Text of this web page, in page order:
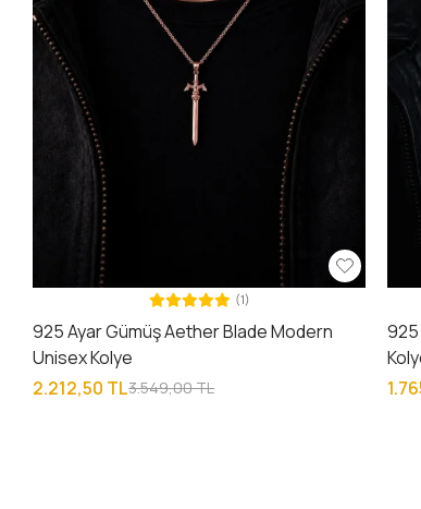
(1)
925 Ayar Gümüş Aether Blade Modern
Unisex Kolye
2.212,50 TL3.549,00 TL
925